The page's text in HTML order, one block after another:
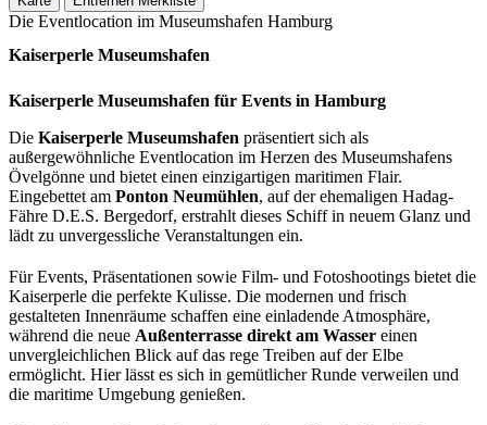
Die Eventlocation im Museumshafen Hamburg
Kaiserperle Museumshafen
Kaiserperle Museumshafen für Events in Hamburg
Die Kaiserperle Museumshafen präsentiert sich als
außergewöhnliche Eventlocation im Herzen des Museumshafens
Övelgönne und bietet einen einzigartigen maritimen Flair.
Eingebettet am Ponton Neumühlen, auf der ehemaligen Hadag-
Fähre D.E.S. Bergedorf, erstrahlt dieses Schiff in neuem Glanz und
lädt zu unvergessliche Veranstaltungen ein.
Für Events, Präsentationen sowie Film- und Fotoshootings bietet die
Kaiserperle die perfekte Kulisse. Die modernen und frisch
gestalteten Innenräume schaffen eine einladende Atmosphäre,
während die neue Außenterrasse direkt am Wasser einen
unvergleichlichen Blick auf das rege Treiben auf der Elbe
ermöglicht. Hier lässt es sich in gemütlicher Runde verweilen und
die maritime Umgebung genießen.